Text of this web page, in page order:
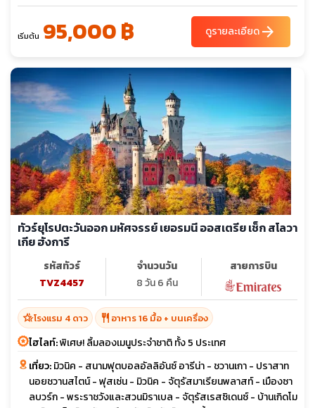
เริ่มต้น 95,000 ฿ ดูรายละเอียดarrow_forward
ทัวร์ยุโรปตะวันออก มหัศจรรย์ เยอรมนี ออสเตรีย เช็ก สโลวา
เกีย ฮังการี
รหัสทัวร์
TVZ4457
จำนวนวัน
8 วัน 6 คืน
สายการบิน
hotel_classโรงแรม 4 ดาว restaurant อาหาร 16 มื้อ + บนเครื่อง
ไฮไลท์:พิเศษ! ลิ้มลองเมนูประจำชาติ ทั้ง 5 ประเทศ
เที่ยว:มิวนิค - สนามฟุตบอลอัลลิอันซ์ อารีน่า - ชวานเกา - ปราสาท
นอยชวานสไตน์ - ฟุสเซ่น - มิวนิค - จัตุรัสมาเรียนพลาสท์ - เมืองซา
ลบวร์ก - พระราชวังและสวนมิราเบล - จัตุรัสเรสซิเดนซ์ - บ้านเกิดโม